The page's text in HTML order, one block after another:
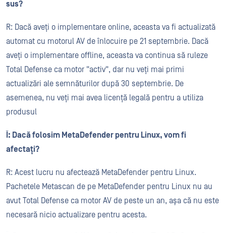
sus?
R: Dacă aveți o implementare online, aceasta va fi actualizată
automat cu motorul AV de înlocuire pe 21 septembrie. Dacă
aveți o implementare offline, aceasta va continua să ruleze
Total Defense ca motor "activ", dar nu veți mai primi
actualizări ale semnăturilor după 30 septembrie. De
asemenea, nu veți mai avea licență legală pentru a utiliza
produsul
Î: Dacă folosim MetaDefender pentru Linux, vom fi
afectați?
R: Acest lucru nu afectează MetaDefender pentru Linux.
Pachetele Metascan de pe MetaDefender pentru Linux nu au
avut Total Defense ca motor AV de peste un an, așa că nu este
necesară nicio actualizare pentru acesta.